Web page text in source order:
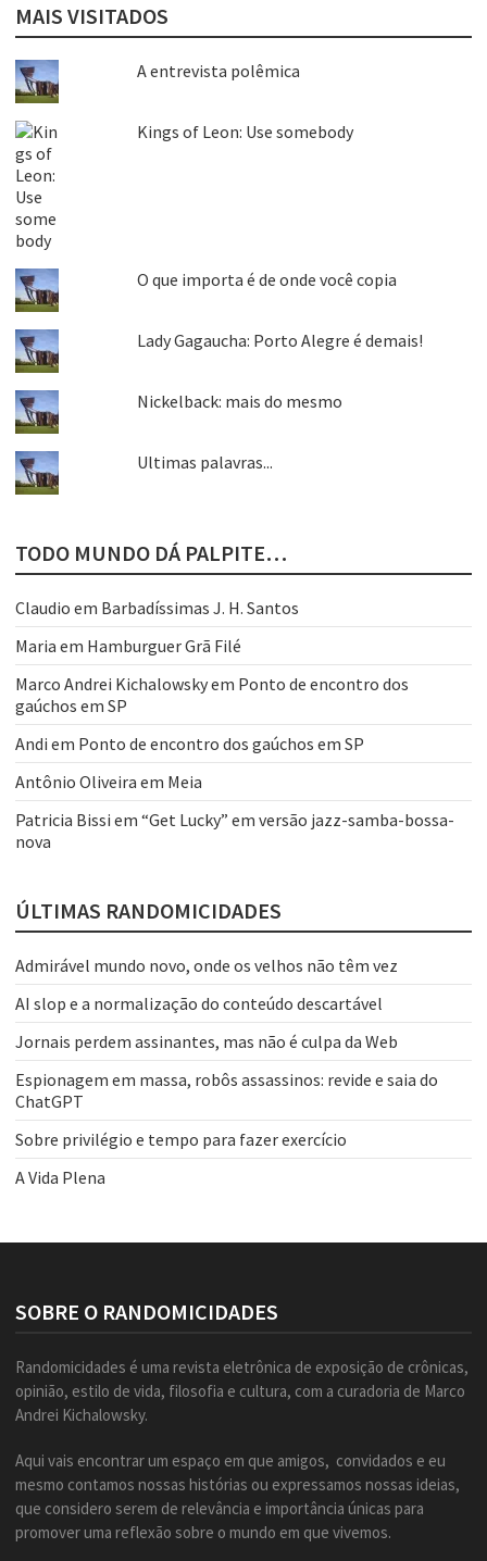
MAIS VISITADOS
A entrevista polêmica
Kings of Leon: Use somebody
O que importa é de onde você copia
Lady Gagaucha: Porto Alegre é demais!
Nickelback: mais do mesmo
Ultimas palavras...
TODO MUNDO DÁ PALPITE…
Claudio em Barbadíssimas J. H. Santos
Maria em Hamburguer Grã Filé
Marco Andrei Kichalowskyem Ponto de encontro dos
gaúchos em SP
Andi em Ponto de encontro dos gaúchos em SP
Antônio Oliveira em Meia
Patricia Bissi em “Get Lucky” em versão jazz-samba-bossa-
nova
ÚLTIMAS RANDOMICIDADES
Admirável mundo novo, onde os velhos não têm vez
AI slop e a normalização do conteúdo descartável
Jornais perdem assinantes, mas não é culpa da Web
Espionagem em massa, robôs assassinos: revide e saia do
ChatGPT
Sobre privilégio e tempo para fazer exercício
A Vida Plena
SOBRE O RANDOMICIDADES
Randomicidades é uma revista eletrônica de exposição de crônicas,
opinião, estilo de vida, filosofia e cultura, com a curadoria de Marco
Andrei Kichalowsky.
Aqui vais encontrar um espaço em que amigos, convidados e eu
mesmo contamos nossas histórias ou expressamos nossas ideias,
que considero serem de relevância e importância únicas para
promover uma reflexão sobre o mundo em que vivemos.